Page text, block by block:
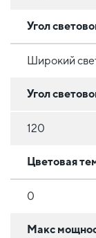
Угол
Широкий
Угол
120
Цветовая
0
Макс